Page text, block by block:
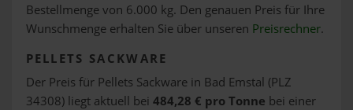
Bestellmenge von 6.000 kg. Den genauen Preis für Ihre
Wunschmenge erhalten Sie über unseren Preisrechner.
PELLETS SACKWARE
Der Preis für Pellets Sackware in Bad Emstal (PLZ
34308) liegt aktuell bei 484,28 € pro Tonne bei einer